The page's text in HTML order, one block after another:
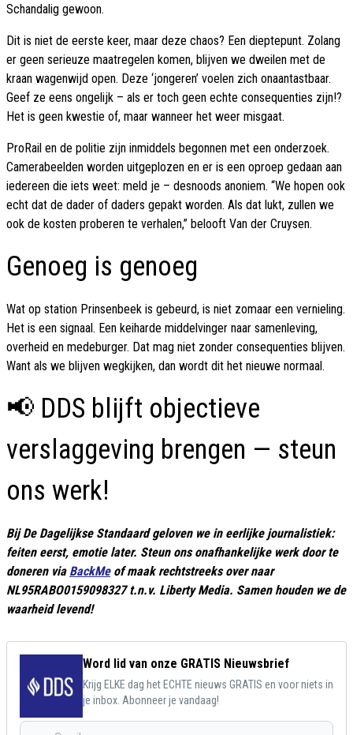
Schandalig gewoon.
Dit is niet de eerste keer, maar deze chaos? Een dieptepunt. Zolang
er geen serieuze maatregelen komen, blijven we dweilen met de
kraan wagenwijd open. Deze ‘jongeren’ voelen zich onaantastbaar.
Geef ze eens ongelijk – als er toch geen echte consequenties zijn!?
Het is geen kwestie of, maar wanneer het weer misgaat.
ProRail en de politie zijn inmiddels begonnen met een onderzoek.
Camerabeelden worden uitgeplozen en er is een oproep gedaan aan
iedereen die iets weet: meld je – desnoods anoniem. “We hopen ook
echt dat de dader of daders gepakt worden. Als dat lukt, zullen we
ook de kosten proberen te verhalen,” belooft Van der Cruysen.
Genoeg is genoeg
Wat op station Prinsenbeek is gebeurd, is niet zomaar een vernieling.
Het is een signaal. Een keiharde middelvinger naar samenleving,
overheid en medeburger. Dat mag niet zonder consequenties blijven.
Want als we blijven wegkijken, dan wordt dit het nieuwe normaal.
📢 DDS blijft objectieve
verslaggeving brengen — steun
ons werk!
Bij De Dagelijkse Standaard geloven we in eerlijke journalistiek:
feiten eerst, emotie later. Steun ons onafhankelijke werk door te
doneren via BackMeof maak rechtstreeks over naar
NL95RABO0159098327 t.n.v. Liberty Media. Samen houden we de
waarheid levend!
Word lid van onze GRATIS Nieuwsbrief
Krijg ELKE dag het ECHTE nieuws GRATIS en voor niets in
je inbox. Abonneer je vandaag!